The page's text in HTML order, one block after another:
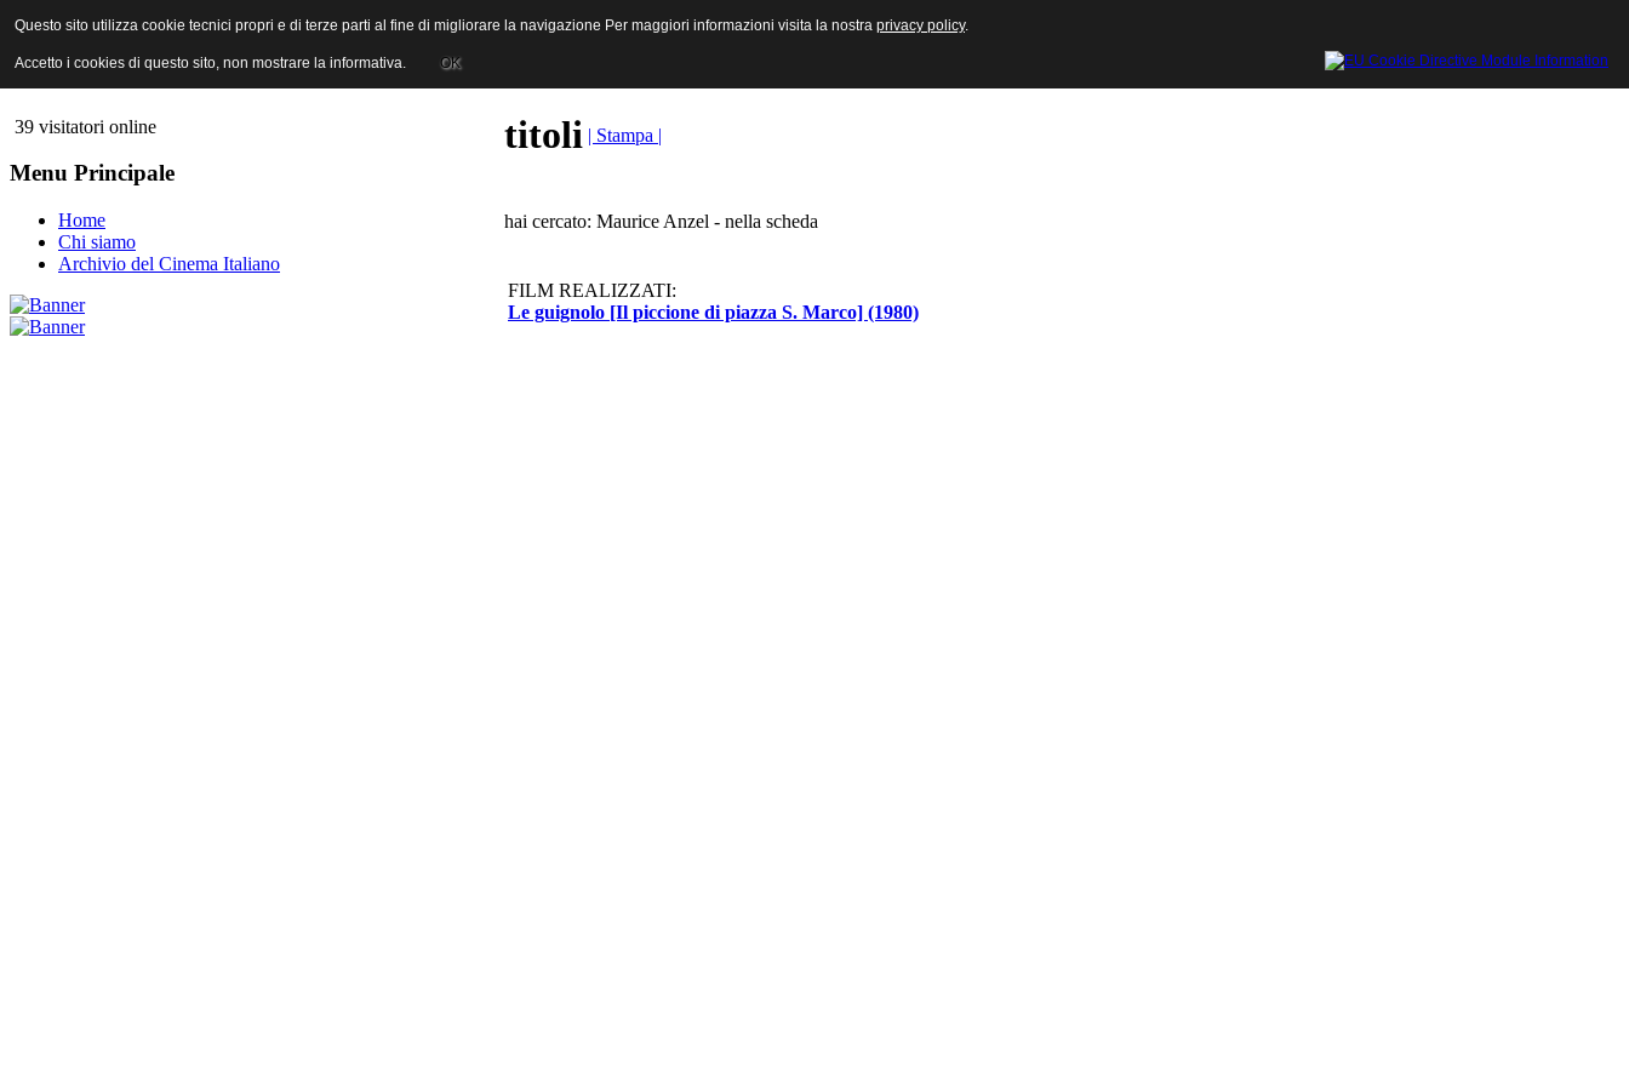
ANICA | Associazione Nazionale Industrie Cinematografiche Audiovisive e Multimediali
39 visitatori online
Menu Principale
Home
Chi siamo
Archivio del Cinema Italiano
titoli | Stampa |
hai cercato: Maurice Anzel - nella scheda
FILM REALIZZATI:
Le guignolo [Il piccione di piazza S. Marco] (1980)
Questo sito utilizza cookie tecnici propri e di terze parti al fine di migliorare la navigazione Per maggiori informazioni visita la nostra privacy policy.
Accetto i cookies di questo sito, non mostrare la informativa. OK
Questo sito utilizza cookie tecnici propri e di terze parti al fine di migliorare la navigazione Per maggiori informazioni visita la nostra privacy policy.
Accetto i cookies di questo sito, non mostrare la informativa. OK